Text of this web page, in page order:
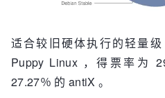
适合较旧硬体执行的轻量
Puppy Linux ，得票率为
27.27％ 的 antiX 。